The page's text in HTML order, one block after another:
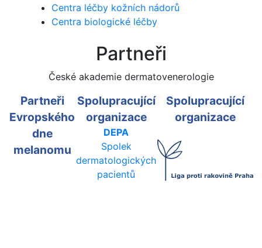
Centra léčby kožních nádorů
Centra biologické léčby
Partneři
České akademie dermatovenerologie
Partneři
Evropského
dne
melanomu
Spolupracující
organizace
DEPA
Spolek
dermatologických
pacientů
Spolupracující
organizace